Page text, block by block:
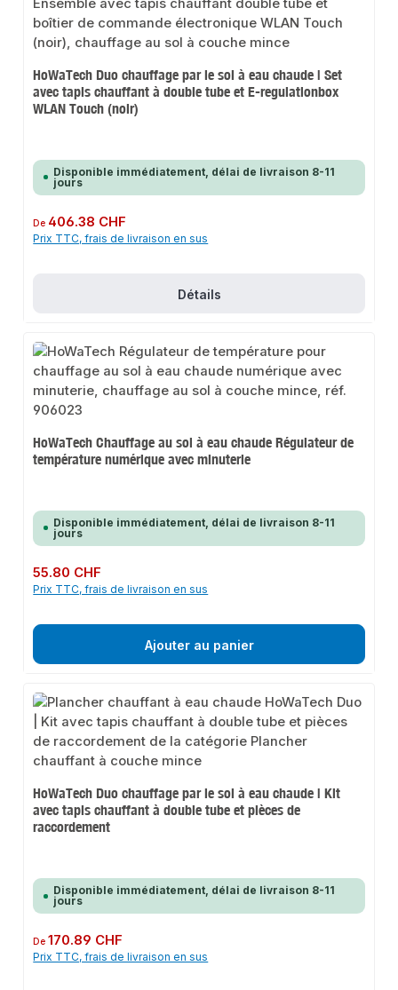
HoWaTech Duo chauffage par le sol à eau chaude | Set
avec tapis chauffant à double tube et E-regulationbox
WLAN Touch (noir)
Disponible immédiatement, délai de livraison 8-11
jours
Prix régulier :
De 406.38 CHF
Prix TTC, frais de livraison en sus
Détails
HoWaTech Chauffage au sol à eau chaude Régulateur de
température numérique avec minuterie
Disponible immédiatement, délai de livraison 8-11
jours
Prix régulier :
55.80 CHF
Prix TTC, frais de livraison en sus
Ajouter au panier
HoWaTech Duo chauffage par le sol à eau chaude | Kit
avec tapis chauffant à double tube et pièces de
raccordement
Disponible immédiatement, délai de livraison 8-11
jours
Prix régulier :
De170.89 CHF
Prix TTC, frais de livraison en sus